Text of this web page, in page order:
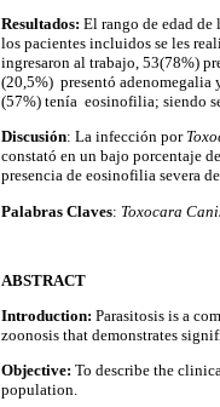
Resultados: El rango de edad de
los pacientes incluidos se les
ingresaron al trabajo, 53(78%)
(20,5%) presentó adenomegalia
(57%) tenía eosinofilia; siendo
Discusión: La infección por
constató en un bajo porcentaje
presencia de eosinofilia severa
Palabras Claves: Toxocara
ABSTRACT
Introduction: Parasitosis is a
zoonosis that demonstrates
Objective: To describe the
population.